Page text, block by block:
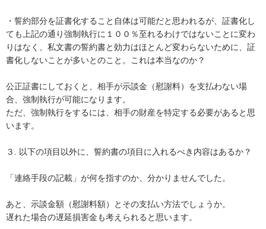
・誓約部分を証書化すること自体は可能だと思われるが、証書化し
ても上記の通り強制執行に１００％至れるわけではないことに変わ
りはなく、私文書の誓約書と効力はほとんど変わらないために、証
書化しないことが多いとのこと。これは本当なのか？
公正証書にしておくと、相手が示談金（慰謝料）を支払わない場
合、強制執行が可能になります。
ただ、強制執行をするには、相手の財産を特定する必要があると思
います。
３. 以下の項目以外に、誓約書の項目に入れるべき内容はあるか？
「連絡手段の記載」が何を指すのか、分かりませんでした。
あと、示談金額（慰謝料額）とその支払い方法でしょうか。
遅れた場合の遅延損害金も考えられると思います。